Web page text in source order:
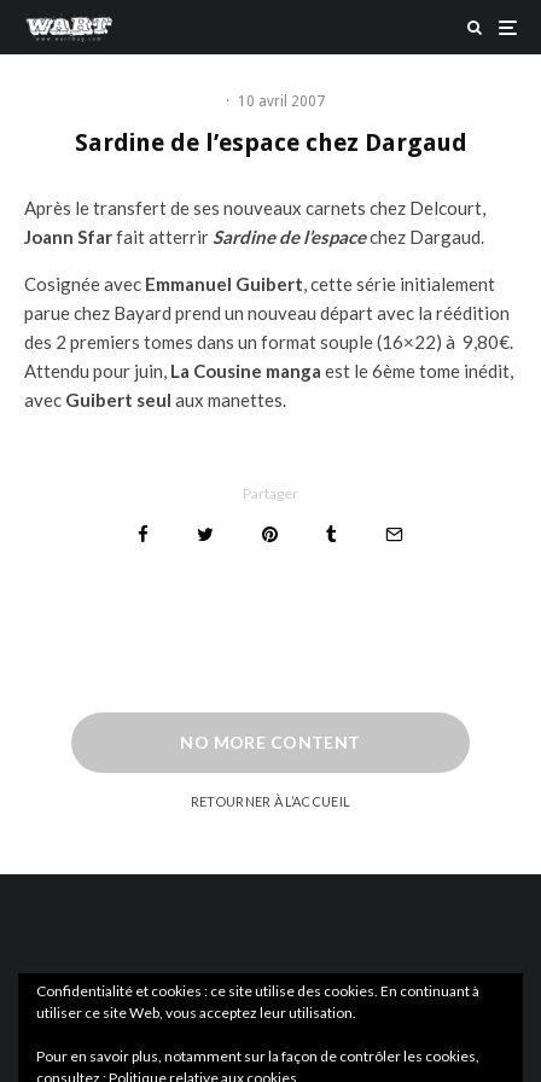
· 10 avril 2007
Sardine de l’espace chez Dargaud
Après le transfert de ses nouveaux carnets chez Delcourt,
Joann Sfarfait atterrirSardine de l’espacechez Dargaud.
Cosignée avec Emmanuel Guibert, cette série initialement
parue chez Bayard prend un nouveau départ avec la réédition
des 2 premiers tomes dans un format souple (16×22) à 9,80€.
Attendu pour juin, La Cousine manga est le 6ème tome inédit,
avec Guibert seul aux manettes.
Partager
NO MORE CONTENT
RETOURNER À L’ACCUEIL
Confidentialité et cookies : ce site utilise des cookies. En continuant à
utiliser ce site Web, vous acceptez leur utilisation.
Pour en savoir plus, notamment sur la façon de contrôler les cookies,
consultez :Politique relative aux cookies